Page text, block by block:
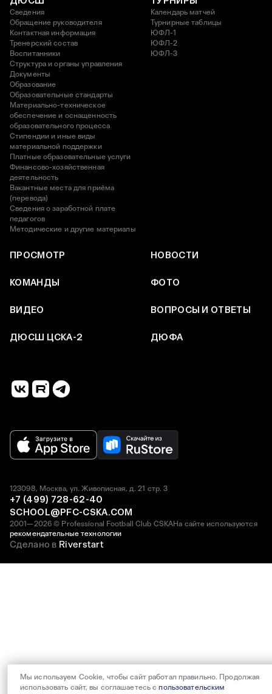
Сведения
Обращение руководителя
Контактная информация
Тренерский состав
Воспитанники
Структура и органы управления
Документы
Образование
Образовательные стандарты
Материально-техническое
обеспечение и оснащенность
образовательного процесса
Стипендии и иные виды
материальной поддержки
Платные образовательные услуги
Финансово-хозяйственная
деятельность
Вакантные места для приёма
(перевода)
Сведения о заработной плате
педагогов
Методические и другие материалы
Календарь матчей
Турнирные таблицы
ЮФЛ-1
ЮФЛ-2
ЮФЛ-3
ПРОСМОТР НОВОСТИ
КОМАНДЫ ФОТО
ВИДЕО ВОПРОСЫ И ОТВЕТЫ
ДЮСШ ЦСКА-2 ДЮФА
2001—2026 © Professional Football Club CSKAНа сайте используются
рекомендательные технологии
123098, Москва, ул. Живописная, д. 21 стр. 3
+7 (499) 728-62-40
SCHOOL@PFC-CSKA.COM
Сделано в Riverstart
Мы используем Cookie, чтобы сайт работал правильно. Продолжая
использовать сайт, вы соглашаетесь спользовательским